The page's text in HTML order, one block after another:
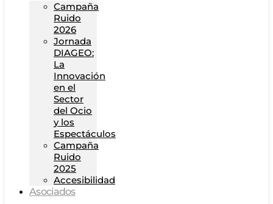
Campaña
Ruido
2026
Jornada
DIAGEO:
La
Innovación
en el
Sector
del Ocio
y los
Espectáculos
Campaña
Ruido
2025
Accesibilidad
Asociados